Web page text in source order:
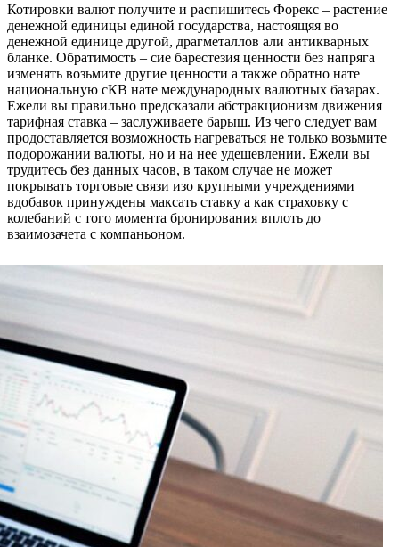
Котировки валют получите и распишитесь Форекс – растение
денежной единицы единой государства, настоящяя во
денежной единице другой, драгметаллов али антикварных
бланке. Обратимость – сие барестезия ценности без напряга
изменять возьмите другие ценности а также обратно нате
национальную сКВ нате международных валютных базарах.
Ежели вы правильно предсказали абстракционизм движения
тарифная ставка – заслуживаете барыш. Из чего следует вам
продоставляется возможность нагреваться не только возьмите
подорожании валюты, но и на нее удешевлении. Ежели вы
трудитесь без данных часов, в таком случае не может
покрывать торговые связи изо крупными учреждениями
вдобавок принуждены максать ставку а как страховку с
колебаний с того момента бронирования вплоть до
взаимозачета с компаньоном.